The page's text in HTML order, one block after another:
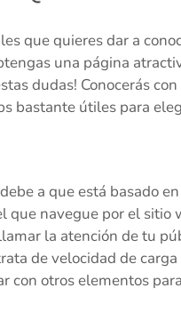
que quieres dar a
una página
dudas! Conocerás
bastante útiles para
a que está basado
navegue por el sitio
la atención de tu
de velocidad de
con otros elementos